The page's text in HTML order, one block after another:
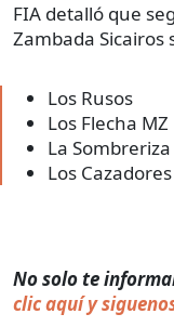
FIA detalló que
Zambada Sicairos
Los Rusos
Los Flecha MZ
La Sombreriza
Los Cazadores
No solo te
clic aquí y